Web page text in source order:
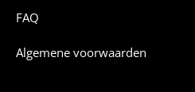
FAQ
Algemene voorwaarden